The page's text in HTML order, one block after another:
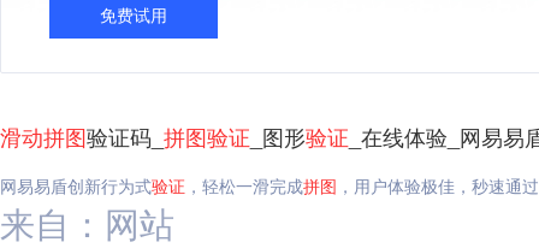
免费试用
滑动拼图验证码_ 拼图验证 _图形验证 _在线体验_网易易
网易易盾创新行为式验证 ，轻松一滑完成拼图 ，用户体验极佳，秒速通过
来自：网站